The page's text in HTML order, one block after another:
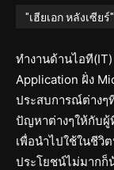
"เฮียเอก หลังเซียร์"
ทำงานด้านไอที
Application ฝั่ง
ประสบการณ์ต่างๆ
ปัญหาต่างๆให้กับผู้
เพื่อนำไปใช้ในชีวิ
ประโยชน์ไม่มากก็